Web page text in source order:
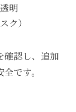
明
ク）
確認し、追加
です。